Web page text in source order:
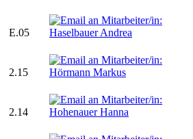
E.05
2.15
2.14